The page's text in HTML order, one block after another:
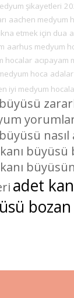
şikayetleri
aachen medyum
etmek için dua
aarhus medyum
hocalar acıpayam
hoca
iyi medyum
nasıl
adet